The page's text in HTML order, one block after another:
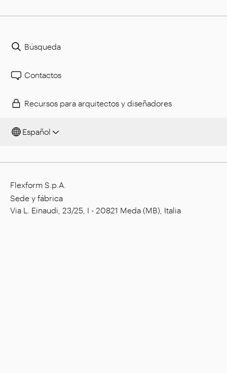
Búsqueda
Contactos
Recursos para arquitectos y diseñadores
Español
Flexform S.p.A.
Sede y fábrica
Via L. Einaudi, 23/25, I - 20821 Meda (MB), Italia